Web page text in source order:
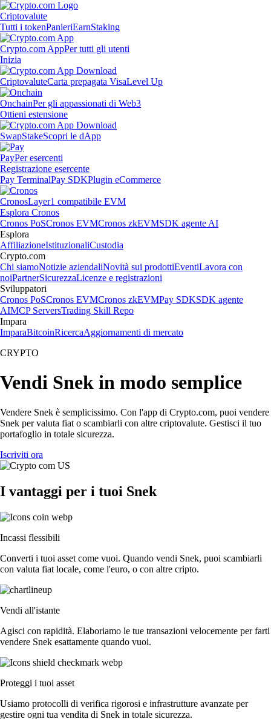
Criptovalute
Tutti i tokenPanieriEarnStaking
Crypto.com AppPer tutti gli utenti
Inizia
CriptovaluteCarta prepagata VisaLevel Up
OnchainPer gli appassionati di Web3
Ottieni estensione
SwapStakeScopri le dApp
PayPer esercenti
Registrazione esercente
Pay TerminalPay SDKPlugin eCommerce
CronosLayer1 compatibile EVM
Esplora Cronos
Cronos PoSCronos EVMCronos zkEVMSDK agente AI
Esplora
AffiliazioneIstituzionaliCustodia
Crypto.com
Chi siamoNotizie aziendaliNovità sui prodottiEventiLavora con
noiPartnerSicurezzaLicenze e registrazioni
Sviluppatori
Cronos PoSCronos EVMCronos zkEVMPay SDKSDK agente
AIMCP ServersTrading Skill Repo
Impara
ImparaBitcoinRicercaAggiornamenti di mercato
CRYPTO
Vendi Snek in modo semplice
Vendere Snek è semplicissimo. Con l'app di Crypto.com, puoi vendere
Snek per valuta fiat o scambiarli con altre criptovalute. Gestisci il tuo
portafoglio in totale sicurezza.
Iscriviti ora
I vantaggi per i tuoi Snek
Incassi flessibili
Converti i tuoi asset come vuoi. Quando vendi Snek, puoi scambiarli
con valuta fiat locale, come l'euro, o con altre cripto.
Vendi all'istante
Agisci con rapidità. Elaboriamo le tue transazioni velocemente per farti
vendere Snek esattamente quando vuoi.
Proteggi i tuoi asset
Usiamo protocolli di verifica rigorosi e infrastrutture avanzate per
gestire ogni tua vendita di Snek in totale sicurezza.